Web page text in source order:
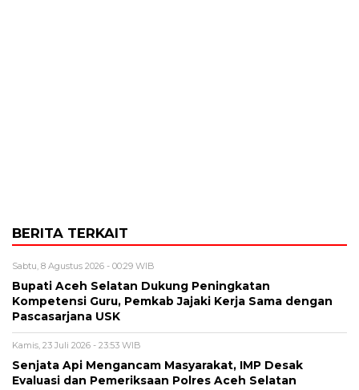
BERITA TERKAIT
Sabtu, 8 Agustus 2026 - 00:29 WIB
Bupati Aceh Selatan Dukung Peningkatan
Kompetensi Guru, Pemkab Jajaki Kerja Sama dengan
Pascasarjana USK
Kamis, 23 Juli 2026 - 23:53 WIB
Senjata Api Mengancam Masyarakat, IMP Desak
Evaluasi dan Pemeriksaan Polres Aceh Selatan